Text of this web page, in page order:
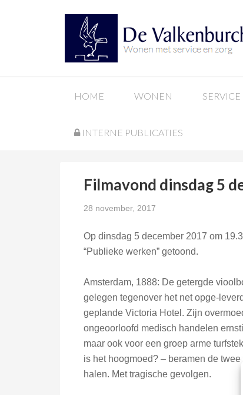
HOME WONEN SERVICE
INTERNE PUBLICATIES
Filmavond dinsdag 5
28 november, 2017
Op dinsdag 5 december 2017 om
“Publieke werken” getoond.
Amsterdam, 1888: De getergde
gelegen tegenover het net opge-
geplande Victoria Hotel. Zijn
ongeoorloofd medisch handelen
maar ook voor een groep arme
is het hoogmoed? – beramen de
halen. Met tragische gevolgen.